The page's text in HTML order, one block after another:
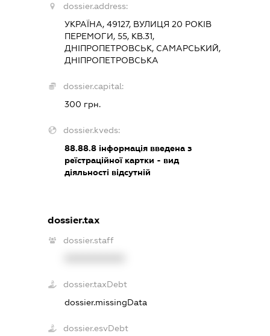
dossier.address:
УКРАЇНА, 49127, ВУЛИЦЯ 20 РОКІВ
ПЕРЕМОГИ, 55, КВ.31,
ДНІПРОПЕТРОВСЬК, САМАРСЬКИЙ,
ДНІПРОПЕТРОВСЬКА
dossier.capital:
300 грн.
dossier.kveds:
88.88.8інформація введена з
реїстраційної картки - вид
діяльності відсутній
dossier.tax
dossier.staff
dossier.taxDebt
dossier.missingData
dossier.esvDebt